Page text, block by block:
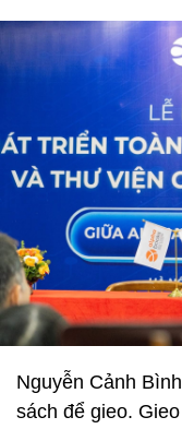
Nguyễn Cảnh
sách để gieo.